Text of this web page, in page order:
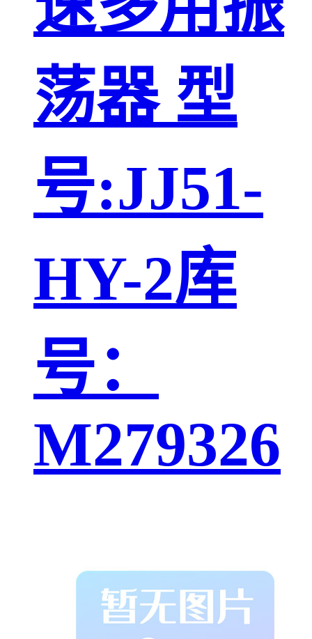
荡器 型
号:JJ51-
HY-2库
号：
M279326